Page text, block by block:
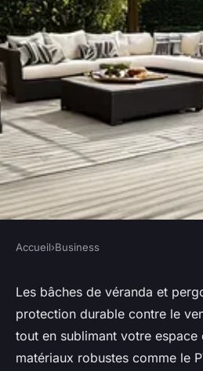
Les bâches de
pergola : alliez
protection
Accueil›Business
Les bâches de véranda et
protection durable contre le
tout en sublimant votre espace
matériaux robustes comme le